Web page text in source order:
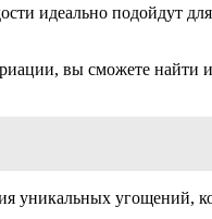
идеально подойдут
вы сможете найти
уникальных угощений,